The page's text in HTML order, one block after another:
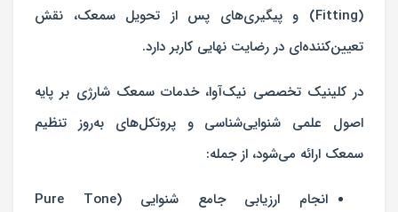
(Fitting) و پیگیری‌های پس از تحویل سمعک، نقش
تعیین‌کننده‌ای در رضایت نهایی کاربر دارد.
در کلینیک تخصصی نیک‌آوا، خدمات سمعک شارژی بر پایه
اصول علمی شنوایی‌شناسی و پروتکل‌های به‌روز تنظیم
سمعک ارائه می‌شود، از جمله:
انجام ارزیابی جامع شنوایی (Pure Tone